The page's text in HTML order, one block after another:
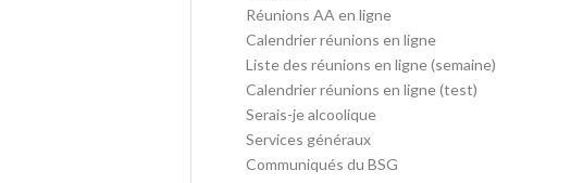
Réunions AA en ligne
Calendrier réunions en ligne
Liste des réunions en ligne (semaine)
Calendrier réunions en ligne (test)
Serais-je alcoolique
Services généraux
Communiqués du BSG